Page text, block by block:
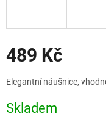
489 Kč
cena:
Elegantní náušnice,
Skladem